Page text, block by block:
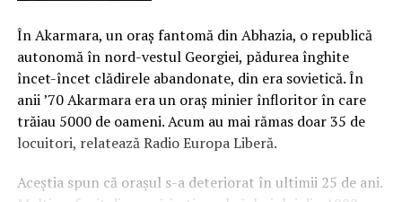
În Akarmara, un oraş fantomă din Abhazia, o republică
autonomă în nord-vestul Georgiei, pădurea înghite
încet-încet clădirele abandonate, din era sovietică. În
anii ’70 Akarmara era un oraş minier înfloritor în care
trăiau 5000 de oameni. Acum au mai rămas doar 35 de
locuitori, relatează Radio Europa Liberă.
Aceştia spun că oraşul s-a deteriorat în ultimii 25 de ani.